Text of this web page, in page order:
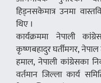
हिड्नसकेमात्र उनमा
थिए ।
कार्यक्रममा नेपाली
कृष्णबहादुर घर्तीमगर,
हमाल, नेपाली कांग्रेसका
वर्तमान जिल्ला कार्य